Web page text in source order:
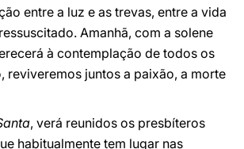
entre a luz e as trevas, entre a vida
Amanhã, com a solene
à contemplação de todos os
juntos a paixão, a morte
, verá reunidos os presbíteros
habitualmente tem lugar nas